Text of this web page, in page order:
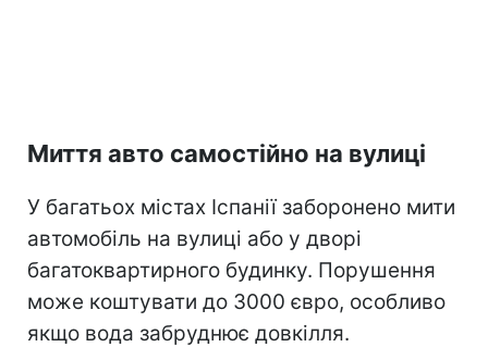
Миття авто самостійно на вулиці
У багатьох містах Іспанії заборонено мити
автомобіль на вулиці або у дворі
багатоквартирного будинку. Порушення
може коштувати до 3000 євро, особливо
якщо вода забруднює довкілля.